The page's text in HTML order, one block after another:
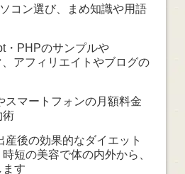
コン選び、まめ知識や用語
・PHPのサンプルや
アフィリエイトやブログの
マートフォンの月額料金
術
産後の効果的なダイエット
短の美容で体の内外から、
す